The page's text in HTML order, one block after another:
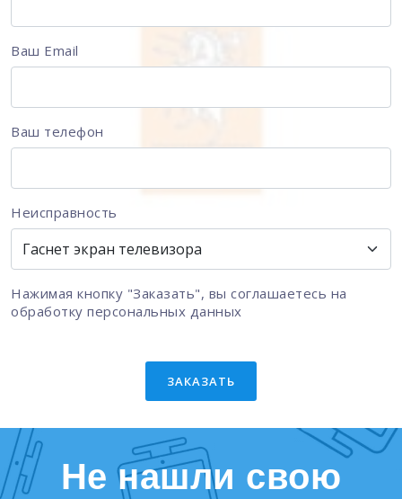
Ваш Email
Ваш телефон
Неисправность
Нажимая кнопку "Заказать", вы соглашаетесь на
обработку персональных данных
ЗАКАЗАТЬ
Не нашли свою